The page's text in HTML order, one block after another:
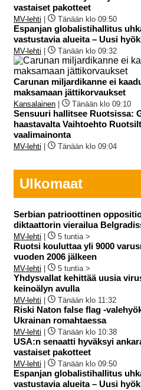
vastaiset pakotteet
MV-lehti | Tänään klo 09:50
Espanjan globalistihallitus
vastustavia alueita – Uusi
MV-lehti | Tänään klo 09:32
Carunan miljardikanne ei
maksamaan jättikorvaukset
Kansalainen | Tänään klo 09:10
Sensuuri hallitsee Ruotsissa:
haastavalta Vaihtoehto
vaalimainonta
MV-lehti | Tänään klo 09:04
Ulkomaat
Serbian patrioottinen
diktaattorin vierailua
MV-lehti 5 tuntia >
Ruotsi kouluttaa yli 9000
vuoden 2006 jälkeen
MV-lehti 5 tuntia >
Yhdysvallat kehittää uusia
keinoälyn avulla
MV-lehti Tänään klo 11:32
Riski Naton false flag -
Ukrainan romahtaessa
MV-lehti Tänään klo 10:38
USA:n senaatti hyväksyi
vastaiset pakotteet
MV-lehti Tänään klo 09:50
Espanjan globalistihallitus
vastustavia alueita – Uusi